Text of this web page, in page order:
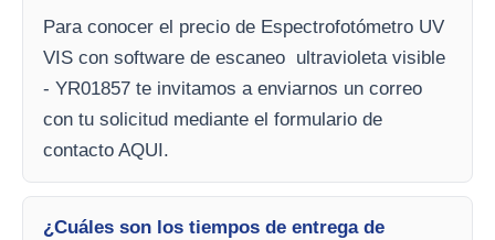
Para conocer el precio de Espectrofotómetro UV
VIS con software de escaneo ultravioleta visible
- YR01857 te invitamos a enviarnos un correo
con tu solicitud mediante el formulario de
contacto AQUI.
¿Cuáles son los tiempos de entrega de